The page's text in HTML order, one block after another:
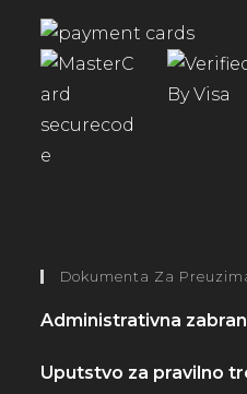
Dokumenta Za
Administrativna
Uputstvo za pravilno